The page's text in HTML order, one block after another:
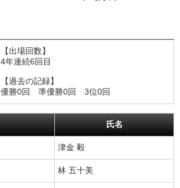
【出場回数】
4年連続6回目
【過去の記録】
優勝0回 準優勝0回 3位0回
氏名
津金 毅
林 五十美